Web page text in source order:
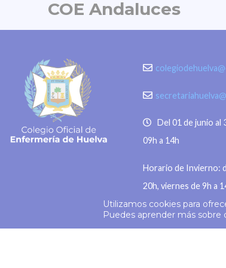
de la retina, la pérdida parcial o
irreversible de la visión, distorsión
en segundos o sensibilidad a la luz,
entre otros. “La
COE Andaluces
Del 01 de junio al
09h a 14h
Horario de Invierno:
20h, viernes de 9h a
© 2026 Colegio Enfermería
Utilizamos cookies para
Puedes aprender más sobre